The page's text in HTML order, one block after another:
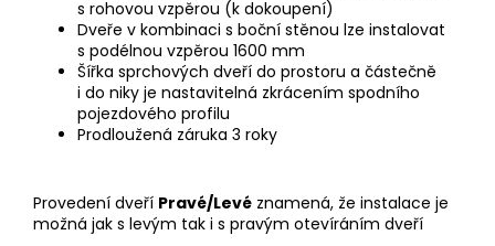
s rohovou vzpěrou (k dokoupení)
Dveře v kombinaci s boční stěnou lze instalovat
s podélnou vzpěrou 1600 mm
Šířka sprchových dveří do prostoru a částečně
i do niky je nastavitelná zkrácením spodního
pojezdového profilu
Prodloužená záruka 3 roky
Provedení dveří Pravé/Levé znamená, že instalace je
možná jak s levým tak i s pravým otevíráním dveří